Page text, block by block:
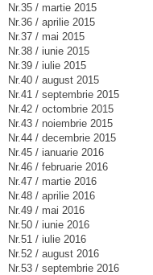
Nr.35 / martie 2015
Nr.36 / aprilie 2015
Nr.37 / mai 2015
Nr.38 / iunie 2015
Nr.39 / iulie 2015
Nr.40 / august 2015
Nr.41 / septembrie 2015
Nr.42 / octombrie 2015
Nr.43 / noiembrie 2015
Nr.44 / decembrie 2015
Nr.45 / ianuarie 2016
Nr.46 / februarie 2016
Nr.47 / martie 2016
Nr.48 / aprilie 2016
Nr.49 / mai 2016
Nr.50 / iunie 2016
Nr.51 / iulie 2016
Nr.52 / august 2016
Nr.53 / septembrie 2016